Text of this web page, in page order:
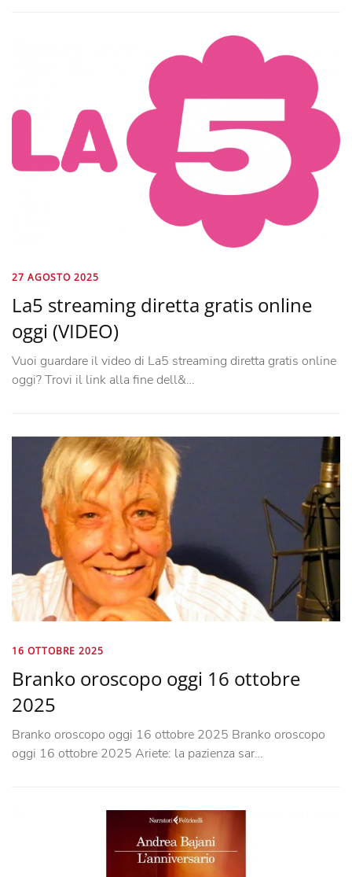
27 AGOSTO 2025
La5 streaming diretta gratis online
oggi (VIDEO)
Vuoi guardare il video di La5 streaming diretta gratis online
oggi? Trovi il link alla fine dell&…
16 OTTOBRE 2025
Branko oroscopo oggi 16 ottobre
2025
Branko oroscopo oggi 16 ottobre 2025 Branko oroscopo
oggi 16 ottobre 2025 Ariete: la pazienza sar…